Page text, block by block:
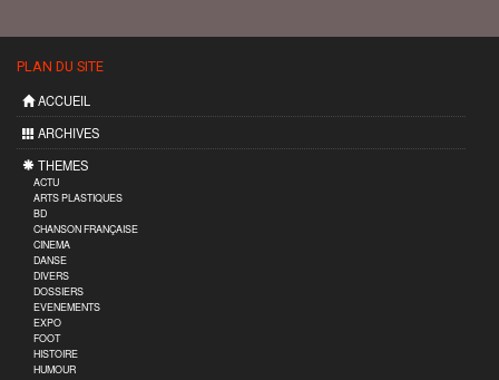
PLAN DU SITE
ACCUEIL
ARCHIVES
THEMES
ACTU
ARTS PLASTIQUES
BD
CHANSON FRANÇAISE
CINEMA
DANSE
DIVERS
DOSSIERS
EVENEMENTS
EXPO
FOOT
HISTOIRE
HUMOUR